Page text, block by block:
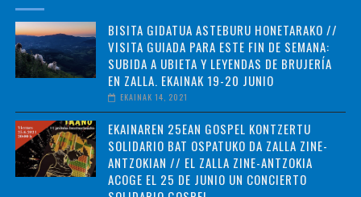
BISITA GIDATUA ASTEBURU HONETARAKO //
VISITA GUIADA PARA ESTE FIN DE SEMANA:
SUBIDA A UBIETA Y LEYENDAS DE BRUJERÍA
EN ZALLA. EKAINAK 19-20 JUNIO
EKAINAK 14, 2021
EKAINAREN 25EAN GOSPEL KONTZERTU
SOLIDARIO BAT OSPATUKO DA ZALLA ZINE-
ANTZOKIAN // EL ZALLA ZINE-ANTZOKIA
ACOGE EL 25 DE JUNIO UN CONCIERTO